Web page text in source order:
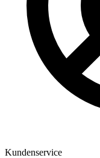
Kundenservice